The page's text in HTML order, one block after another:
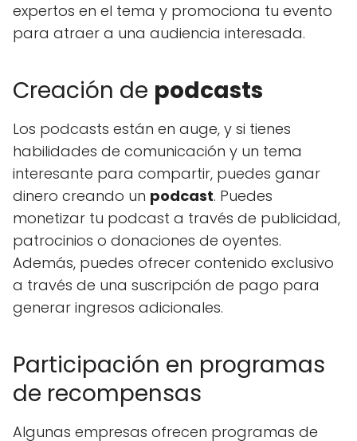
expertos en el tema y promociona tu evento
para atraer a una audiencia interesada.
Creación de podcasts
Los podcasts están en auge, y si tienes
habilidades de comunicación y un tema
interesante para compartir, puedes ganar
dinero creando un podcast. Puedes
monetizar tu podcast a través de publicidad,
patrocinios o donaciones de oyentes.
Además, puedes ofrecer contenido exclusivo
a través de una suscripción de pago para
generar ingresos adicionales.
Participación en programas
de recompensas
Algunas empresas ofrecen programas de